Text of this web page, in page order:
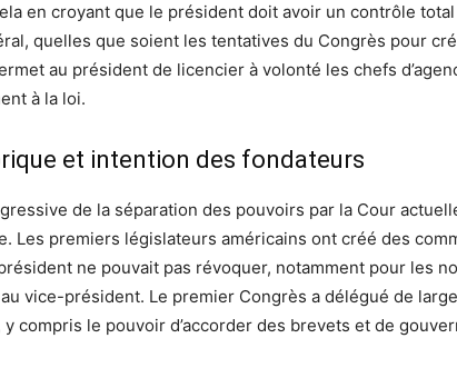
en croyant que le président doit avoir un contrôle
quelles que soient les tentatives du Congrès pour
au président de licencier à volonté les chefs
à la loi.
et intention des fondateurs
de la séparation des pouvoirs par la Cour
Les premiers législateurs américains ont créé des
ne pouvait pas révoquer, notamment pour les
vice-président. Le premier Congrès a délégué de
compris le pouvoir d’accorder des brevets et de